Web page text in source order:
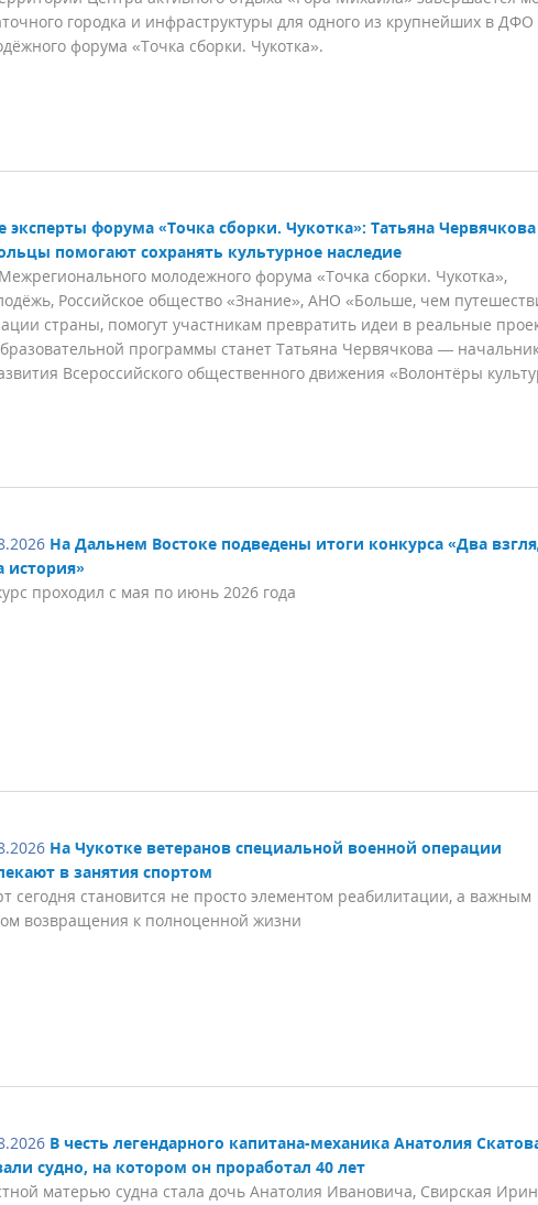
городка и инфраструктуры для одного из крупнейших в ДФО
форума «Точка сборки. Чукотка».
эксперты форума «Точка сборки. Чукотка»: Татьяна Червячкова
помогают сохранять культурное наследие
молодежного форума «Точка сборки. Чукотка»,
Российское общество «Знание», АНО «Больше, чем
страны, помогут участникам превратить идеи в реальные
программы станет Татьяна Червячкова —
Всероссийского общественного движения «Волонтёры
На Дальнем Востоке подведены итоги конкурса «Два
история»
проходил с мая по июнь 2026 года
На Чукотке ветеранов специальной военной операции
в занятия спортом
сегодня становится не просто элементом реабилитации, а важным
возвращения к полноценной жизни
В честь легендарного капитана-механика Анатолия
судно, на котором он проработал 40 лет
матерью судна стала дочь Анатолия Ивановича, Свирская